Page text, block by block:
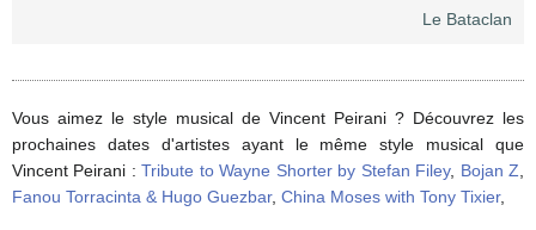
Le Bataclan
Vous aimez le style musical de Vincent Peirani ? Découvrez les
prochaines dates d'artistes ayant le même style musical que
Vincent Peirani :Tribute to Wayne Shorter by Stefan Filey, Bojan Z
Fanou Torracinta & Hugo Guezbar, China Moses with Tony Tixier,